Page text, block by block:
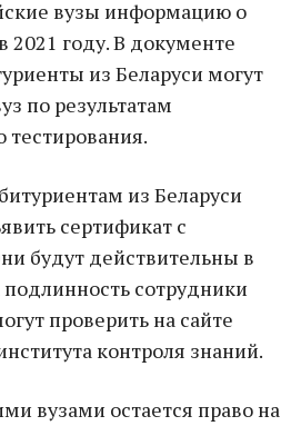
вузы информацию о
2021 году. В документе
из Беларуси могут
по результатам
тестирования.
из Беларуси
сертификат с
будут действительны в
подлинность сотрудники
проверить на сайте
контроля знаний.
вузами остается право на